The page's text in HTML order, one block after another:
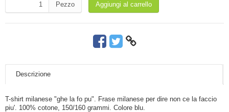
Pezzo
Aggiungi al carrello
Descrizione
T-shirt milanese "ghe la fo pu". Frase milanese per dire non ce la faccio
piu'. 100% cotone, 150/160 grammi. Colore blu.